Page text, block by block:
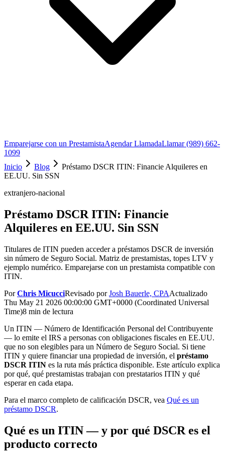
Emparejarse con un PrestamistaAgendar LlamadaLlamar (989) 662-
1099
Inicio
Blog
Préstamo DSCR ITIN: Financie Alquileres en
EE.UU. Sin SSN
extranjero-nacional
Préstamo DSCR ITIN: Financie
Alquileres en EE.UU. Sin SSN
Titulares de ITIN pueden acceder a préstamos DSCR de inversión
sin número de Seguro Social. Matriz de prestamistas, topes LTV y
ejemplo numérico. Emparejarse con un prestamista compatible con
ITIN.
PorChris MicucciRevisado porJosh Bauerle, CPAActualizado
Thu May 21 2026 00:00:00 GMT+0000 (Coordinated Universal
Time)8 min de lectura
Un ITIN — Número de Identificación Personal del Contribuyente
— lo emite el IRS a personas con obligaciones fiscales en EE.UU.
que no son elegibles para un Número de Seguro Social. Si tiene
ITIN y quiere financiar una propiedad de inversión, el préstamo
DSCR ITIN es la ruta más práctica disponible. Este artículo explica
por qué, qué prestamistas trabajan con prestatarios ITIN y qué
esperar en cada etapa.
Para el marco completo de calificación DSCR, vea Qué es un
préstamo DSCR.
Qué es un ITIN — y por qué DSCR es el
producto correcto